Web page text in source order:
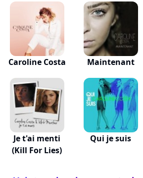
Caroline Costa Maintenant
Je t'ai menti
(Kill For Lies)
Qui je suis